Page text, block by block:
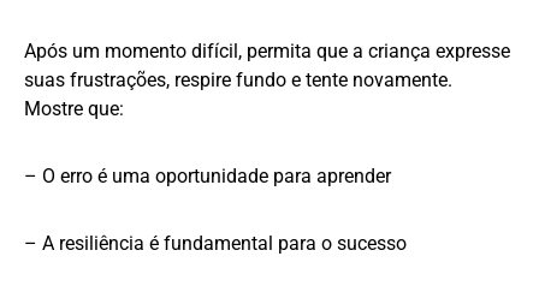
Após um momento difícil, permita que a criança expresse
suas frustrações, respire fundo e tente novamente.
Mostre que:
– O erro é uma oportunidade para aprender
– A resiliência é fundamental para o sucesso